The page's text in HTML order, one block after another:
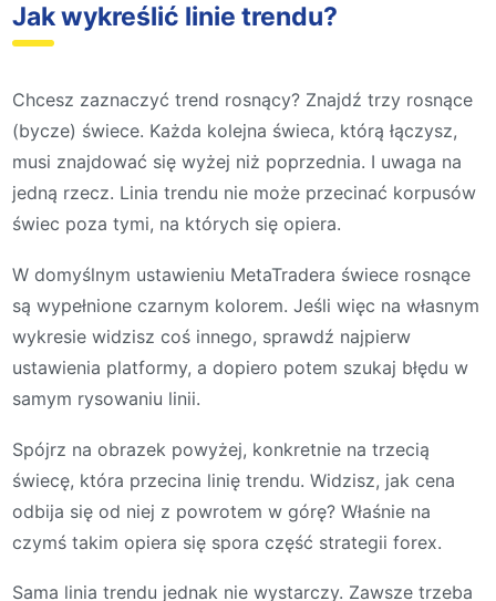
Jak wykreślić linie trendu?
Chcesz zaznaczyć trend rosnący? Znajdź trzy rosnące
(bycze) świece. Każda kolejna świeca, którą łączysz,
musi znajdować się wyżej niż poprzednia. I uwaga na
jedną rzecz. Linia trendu nie może przecinać korpusów
świec poza tymi, na których się opiera.
W domyślnym ustawieniu MetaTradera świece rosnące
są wypełnione czarnym kolorem. Jeśli więc na własnym
wykresie widzisz coś innego, sprawdź najpierw
ustawienia platformy, a dopiero potem szukaj błędu w
samym rysowaniu linii.
Spójrz na obrazek powyżej, konkretnie na trzecią
świecę, która przecina linię trendu. Widzisz, jak cena
odbija się od niej z powrotem w górę? Właśnie na
czymś takim opiera się spora część strategii forex.
Sama linia trendu jednak nie wystarczy. Zawsze trzeba